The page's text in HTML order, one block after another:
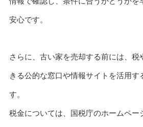
安心です。
さらに、古い家を売却する前には、税
きる公的な窓口や情報サイトを活用す
す。
税金については、国税庁のホームペー